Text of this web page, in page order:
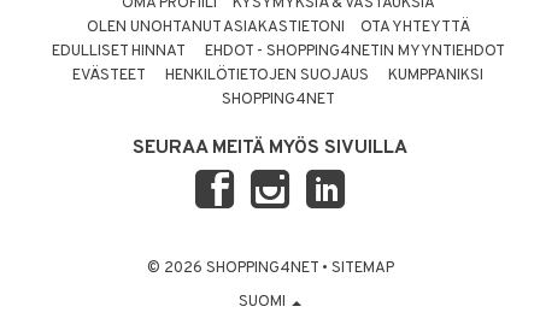
OLEN UNOHTANUT ASIAKASTIETONI
OTA YHTEYTTÄ
EDULLISET HINNAT
EHDOT - SHOPPING4NETIN MYYNTIEHDOT
EVÄSTEET
HENKILÖTIETOJEN SUOJAUS
KUMPPANIKSI
SHOPPING4NET
SEURAA MEITÄ MYÖS SIVUILLA
© 2026 SHOPPING4NET • SITEMAP
SUOMI